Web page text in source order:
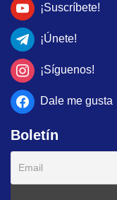
¡Suscríbete!
¡Únete!
¡Síguenos!
Dale me gusta
Boletín